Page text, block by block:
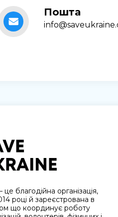
Пошта
благодійна організація,
році й зареєстрована в
що координує роботу